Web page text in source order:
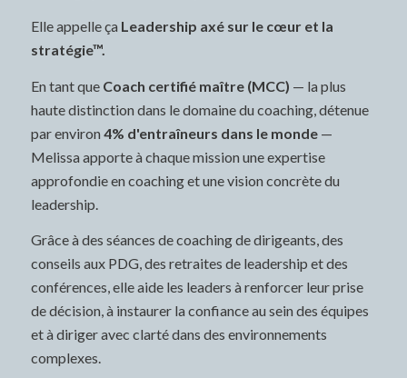
Elle appelle ça Leadership axé sur le cœur et la
stratégie™.
En tant que Coach certifié maître (MCC) — la plus
haute distinction dans le domaine du coaching, détenue
par environ 4% d'entraîneurs dans le monde—
Melissa apporte à chaque mission une expertise
approfondie en coaching et une vision concrète du
leadership.
Grâce à des séances de coaching de dirigeants, des
conseils aux PDG, des retraites de leadership et des
conférences, elle aide les leaders à renforcer leur prise
de décision, à instaurer la confiance au sein des équipes
et à diriger avec clarté dans des environnements
complexes.